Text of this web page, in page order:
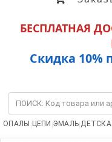
БЕСПЛАТНАЯ
Скидка 10%
ОПАЛЫ | ЦЕПИ |ЭМАЛЬ|